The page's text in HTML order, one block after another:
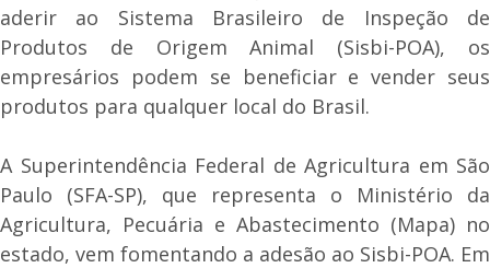
aderir ao Sistema Brasileiro de Inspeção de
Produtos de Origem Animal (Sisbi-POA), os
empresários podem se beneficiar e vender seus
produtos para qualquer local do Brasil.
A Superintendência Federal de Agricultura em São
Paulo (SFA-SP), que representa o Ministério da
Agricultura, Pecuária e Abastecimento (Mapa) no
estado, vem fomentando a adesão ao Sisbi-POA. Em